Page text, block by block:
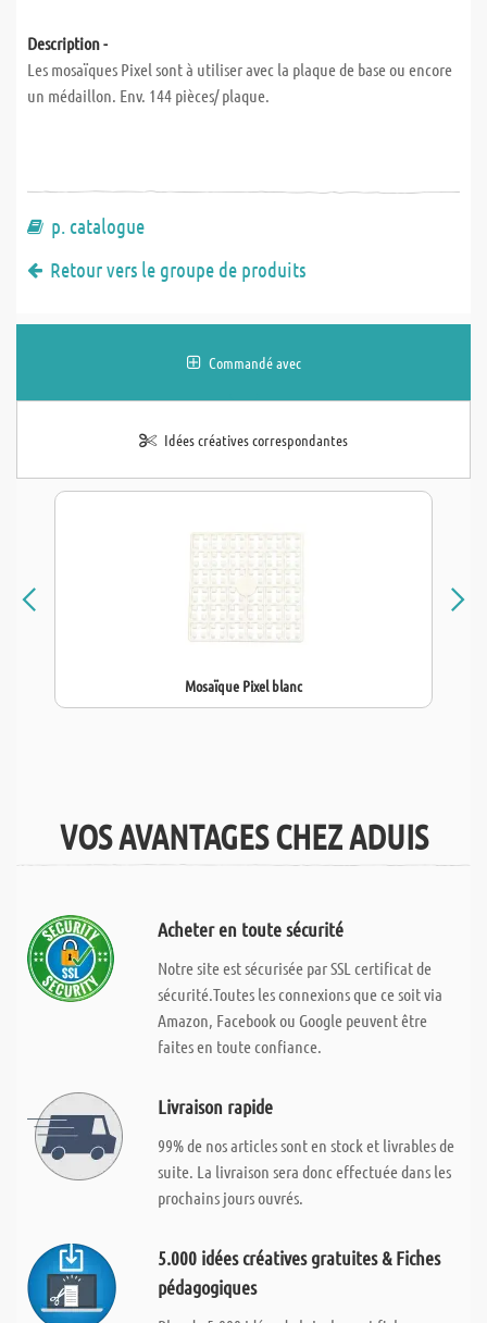
Description -
Les mosaïques Pixel sont à utiliser avec la plaque de base ou encore
un médaillon. Env. 144 pièces/ plaque.
p. catalogue
Retour vers le groupe de produits
Commandé avec
Idées créatives correspondantes
Mosaïque Pixel blanc
VOS AVANTAGES CHEZ ADUIS
Acheter en toute sécurité
Notre site est sécurisée par SSL certificat de
sécurité.Toutes les connexions que ce soit via
Amazon, Facebook ou Google peuvent être
faites en toute confiance.
Livraison rapide
99% de nos articles sont en stock et livrables de
suite. La livraison sera donc effectuée dans les
prochains jours ouvrés.
5.000 idées créatives gratuites & Fiches
pédagogiques